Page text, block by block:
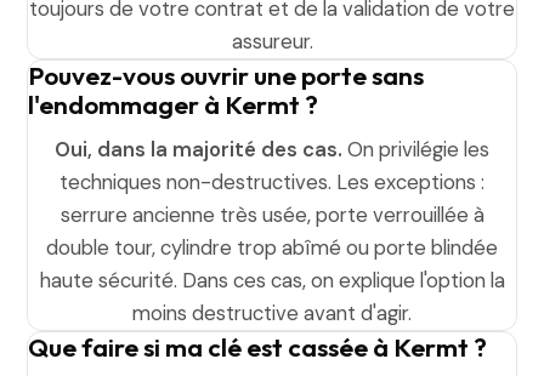
toujours de votre contrat et de la validation de votre
assureur.
Pouvez-vous ouvrir une porte sans
l'endommager à Kermt ?
Oui, dans la majorité des cas. On privilégie les
techniques non-destructives. Les exceptions :
serrure ancienne très usée, porte verrouillée à
double tour, cylindre trop abîmé ou porte blindée
haute sécurité. Dans ces cas, on explique l'option la
moins destructive avant d'agir.
Que faire si ma clé est cassée à Kermt ?